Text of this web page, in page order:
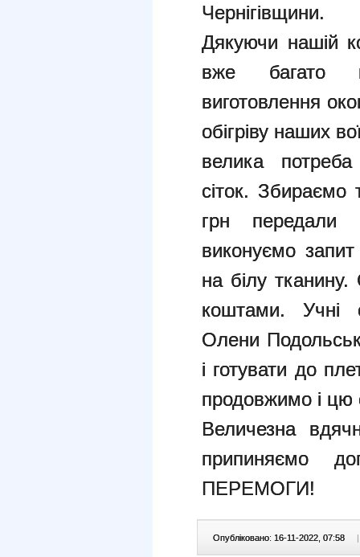
Чернігівщини.
Дякуючи нашій
вже багато
виготовлення
обігріву наших
велика
сіток. Збираємо
грн передали
виконуємо
на білу
коштами. Учні
Олени
і готувати до
продовжимо і цю
Величезна
припиняємо
ПЕРЕМОГИ!
Опубліковано: 16-11-2022, 07:58 |